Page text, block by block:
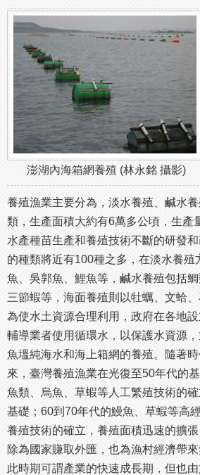
澎湖內海箱網養殖 (林永銘 攝影)
養殖漁業主要分為，淡水養殖、鹹水
類，生產面積大約有6萬多公頃，生產
水產種苗生產和養殖技術不斷的研發
的種類將近有100種之多，在淡水養殖
魚、吳郭魚、鯉魚等，鹹水養殖包括鯛
三節蝦等，海面養殖則以牡蠣、文蛤、
為使水土資源合理利用，政府在各地設
輔導業者使用循環水，以保護水資源
魚塭純海水和海上箱網的養殖。隨著
來，臺灣養殖漁業在光復至50年代的
魚類、烏魚、草蝦等人工繁殖技術的
基礎；60到70年代的鰻魚、草蝦等高
養殖技術的確立，養殖面積迅速的擴張
除為國家賺取外匯，也為漁村經濟帶
此時期可謂產業的快速成長期，但也